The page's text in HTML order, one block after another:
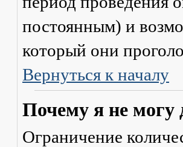
постоянным) и
который они
Вернуться к началу
Почему я не могу
Ограничение